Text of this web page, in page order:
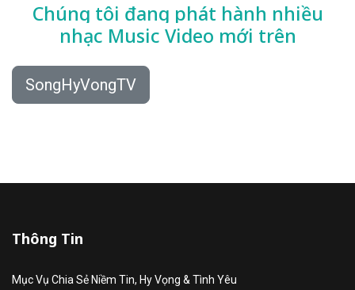
Chúng tôi đang phát hành nhiều
nhạc Music Video mới trên
SongHyVongTV
Thông Tin
Mục Vụ Chia Sẻ Niềm Tin, Hy Vọng & Tình Yêu